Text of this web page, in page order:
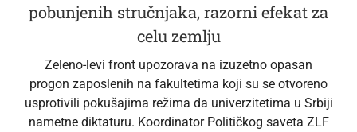
pobunjenih stručnjaka, razorni efekat za
celu zemlju
Zeleno-levi front upozorava na izuzetno opasan
progon zaposlenih na fakultetima koji su se otvoreno
usprotivili pokušajima režima da univerzitetima u Srbiji
nametne diktaturu. Koordinator Političkog saveta ZLF